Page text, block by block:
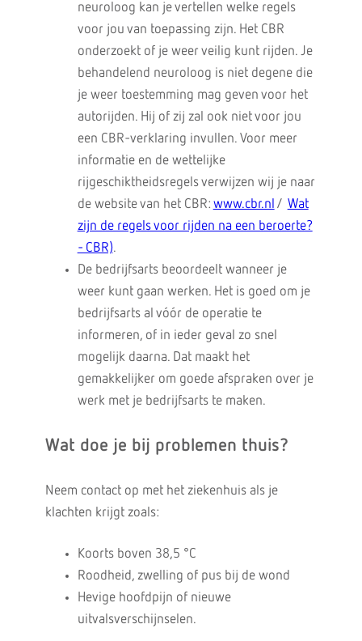
neuroloog kan je vertellen welke regels
voor jou van toepassing zijn. Het CBR
onderzoekt of je weer veilig kunt rijden. Je
behandelend neuroloog is niet degene die
je weer toestemming mag geven voor het
autorijden. Hij of zij zal ook niet voor jou
een CBR-verklaring invullen. Voor meer
informatie en de wettelijke
rijgeschiktheidsregels verwijzen wij je naar
de website van het CBR: www.cbr.nl / Wat
zijn de regels voor rijden na een beroerte?
- CBR).
De bedrijfsarts beoordeelt wanneer je
weer kunt gaan werken. Het is goed om je
bedrijfsarts al vóór de operatie te
informeren, of in ieder geval zo snel
mogelijk daarna. Dat maakt het
gemakkelijker om goede afspraken over je
werk met je bedrijfsarts te maken.
Wat doe je bij problemen thuis?
Neem contact op met het ziekenhuis als je
klachten krijgt zoals:
Koorts boven 38,5 °C
Roodheid, zwelling of pus bij de wond
Hevige hoofdpijn of nieuwe
uitvalsverschijnselen.